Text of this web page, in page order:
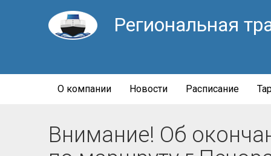
Региональная
О компании Новости Расписание
Внимание! Об